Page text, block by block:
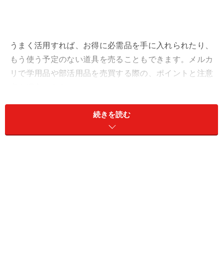
うまく活用すれば、お得に必需品を手に入れられたり、
もう使う予定のない道具を売ることもできます。メルカ
リで学用品や部活用品を売買する際の、ポイントと注意
メルカリでは参考書や部活で使うものの取引が活発に
続きを読む